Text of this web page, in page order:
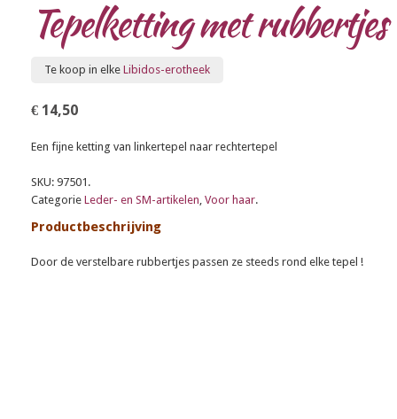
Tepelketting met rubbertjes
Te koop in elke Libidos-erotheek
€ 14,50
Een fijne ketting van linkertepel naar rechtertepel
SKU: 97501.
Categorie Leder- en SM-artikelen, Voor haar.
Productbeschrijving
Door de verstelbare rubbertjes passen ze steeds rond elke tepel !